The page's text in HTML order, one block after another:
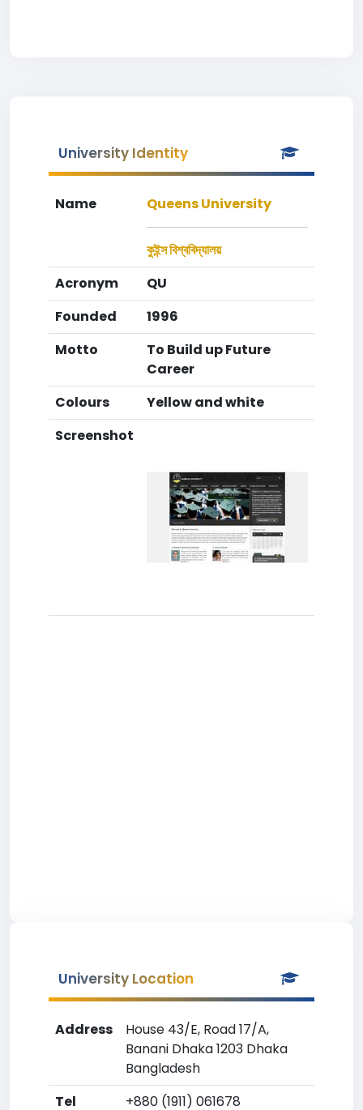
University Identity
Name Queens University
কুইন্স বিশ্ববিদ্যালয়
Acronym
QU
Founded
1996
Motto
To Build up Future
Career
Colours
Yellow and white
Screenshot
University Location
Address
House 43/E, Road 17/A,
Banani Dhaka 1203 Dhaka
Bangladesh
Tel
+880 (1911) 061678